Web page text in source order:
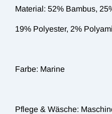
Material: 52% Bambus,
19% Polyester, 2%
Farbe: Marine
Pflege & Wäsche: